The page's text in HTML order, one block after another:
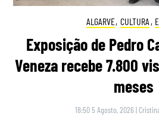
ALGARVE, CULTURA ,
Exposição de Pedro
Veneza recebe 7.800
meses
18:50 5 Agosto, 2026 |